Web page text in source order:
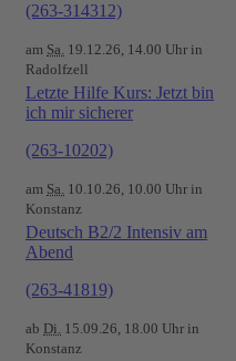
(263-314312)
am Sa. 19.12.26, 14.00 Uhr in
Radolfzell
Letzte Hilfe Kurs: Jetzt bin
ich mir sicherer
(263-10202)
am Sa. 10.10.26, 10.00 Uhr in
Konstanz
Deutsch B2/2 Intensiv am
Abend
(263-41819)
ab Di. 15.09.26, 18.00 Uhr in
Konstanz